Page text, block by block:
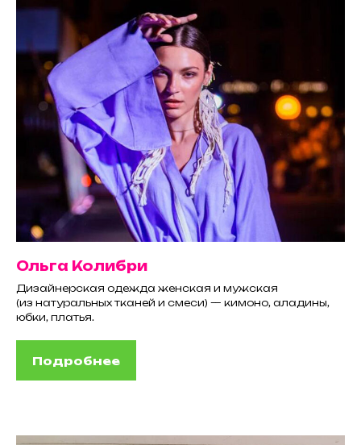
Ольга Колибри
Дизайнерская одежда женская и мужская
(из натуральных тканей и смеси) — кимоно, аладины,
юбки, платья.
Подробнее